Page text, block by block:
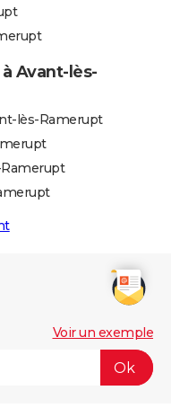
Avant-lès-
lès-Ramerupt
Voir un exemple